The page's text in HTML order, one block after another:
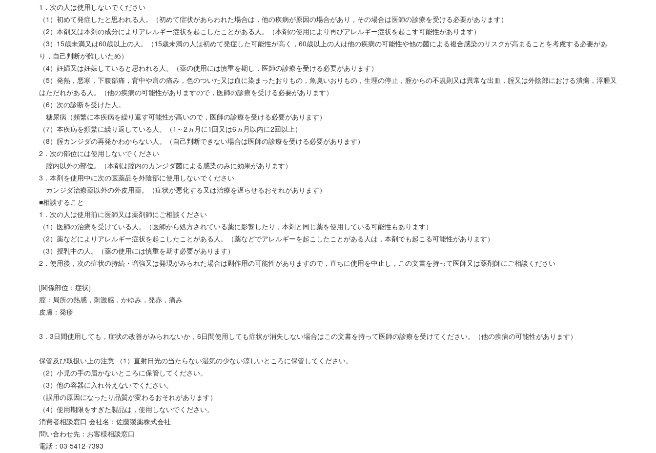
1．次の人は使用しないでください
（1）初めて発症したと思われる人。（初めて症状があらわれた場合は，他の疾病が原因の場合があり，その場合は医師の診療を受ける必要があります）
（2）本剤又は本剤の成分によりアレルギー症状を起こしたことがある人。（本剤の使用により再びアレルギー症状を起こす可能性があります）
（3）15歳未満又は60歳以上の人。（15歳未満の人は初めて発症した可能性が高く，60歳以上の人は他の疾病の可能性や他の菌による複合感染のリスクが高まることを考慮する必要があ
り，自己判断が難しいため）
（4）妊婦又は妊娠していると思われる人。（薬の使用には慎重を期し，医師の診療を受ける必要があります）
（5）発熱，悪寒，下腹部痛，背中や肩の痛み，色のついた又は血に染まったおりもの，魚臭いおりもの，生理の停止，腟からの不規則又は異常な出血，腟又は外陰部における潰瘍，浮腫又
はただれがある人。（他の疾病の可能性がありますので，医師の診療を受ける必要があります）
（6）次の診断を受けた人。
糖尿病（頻繁に本疾病を繰り返す可能性が高いので，医師の診療を受ける必要があります）
（7）本疾病を頻繁に繰り返している人。（1～2ヵ月に1回又は6ヵ月以内に2回以上）
（8）腟カンジダの再発かわからない人。（自己判断できない場合は医師の診療を受ける必要があります）
2．次の部位には使用しないでください
腟内以外の部位。（本剤は腟内のカンジダ菌による感染のみに効果があります）
3．本剤を使用中に次の医薬品を外陰部に使用しないでください
カンジダ治療薬以外の外皮用薬。（症状が悪化する又は治療を遅らせるおそれがあります）
■相談すること
1．次の人は使用前に医師又は薬剤師にご相談ください
（1）医師の治療を受けている人。（医師から処方されている薬に影響したり，本剤と同じ薬を使用している可能性もあります）
（2）薬などによりアレルギー症状を起こしたことがある人。（薬などでアレルギーを起こしたことがある人は，本剤でも起こる可能性があります）
（3）授乳中の人。（薬の使用には慎重を期す必要があります）
2．使用後，次の症状の持続・増強又は発現がみられた場合は副作用の可能性がありますので，直ちに使用を中止し，この文書を持って医師又は薬剤師にご相談ください
[関係部位：症状]
腟：局所の熱感，刺激感，かゆみ，発赤，痛み
皮膚：発疹
3．3日間使用しても，症状の改善がみられないか，6日間使用しても症状が消失しない場合はこの文書を持って医師の診療を受けてください。（他の疾病の可能性があります）
保管及び取扱い上の注意 （1）直射日光の当たらない湿気の少ない涼しいところに保管してください。
（2）小児の手の届かないところに保管してください。
（3）他の容器に入れ替えないでください。
（誤用の原因になったり品質が変わるおそれがあります）
（4）使用期限をすぎた製品は，使用しないでください。
消費者相談窓口 会社名：佐藤製薬株式会社
問い合わせ先：お客様相談窓口
電話：03-5412-7393